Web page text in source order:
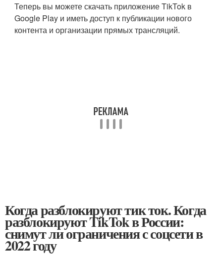
Теперь вы можете скачать приложение TikTok в
Google Play и иметь доступ к публикации нового
контента и организации прямых трансляций.
Когда разблокируют тик ток. Когда
разблокируют TikTok в России:
снимут ли ограничения с соцсети в
2022 году